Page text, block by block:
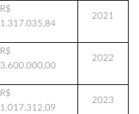
R$
1.317.035,84
2021
R$
3.600.000,00
2022
R$
1.017.312,09
2023